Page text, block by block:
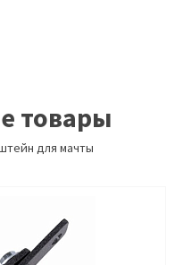
товары
для мачты